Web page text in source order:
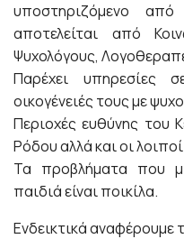
υποστηριζόμενο
αποτελείται από
Ψυχολόγους,
Παρέχει υπηρεσίες
οικογένειές τους με
Περιοχές ευθύνης του
Ρόδου αλλά και οι
Τα προβλήματα που
παιδιά είναι ποικίλα.
Ενδεικτικά αναφέρουμε